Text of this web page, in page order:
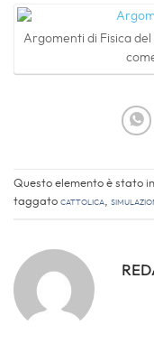
Argomenti di Fisica
Questo elemento è stato
taggato Cattolica,